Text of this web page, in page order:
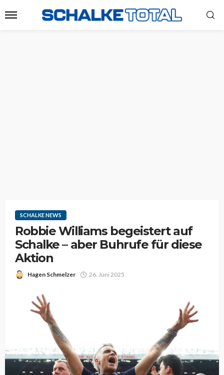
SCHALKE NEWS
Robbie Williams begeistert auf
Schalke – aber Buhrufe für diese
Aktion
Hagen Schmelzer 26. Juni 2025